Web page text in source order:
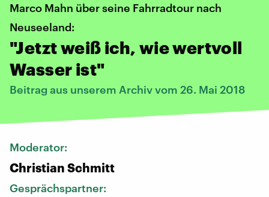
Marco Mahn über seine Fahrradtour nach
Neuseeland:
"Jetzt weiß ich, wie wertvoll
Wasser ist"
Beitrag aus unserem Archiv vom 26. Mai 2018
Moderator:
Christian Schmitt
Gesprächspartner: